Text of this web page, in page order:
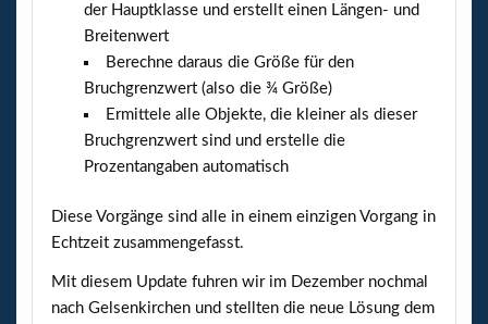
der Hauptklasse und erstellt einen Längen- und
Breitenwert
Berechne daraus die Größe für den
Bruchgrenzwert (also die ¾ Größe)
Ermittele alle Objekte, die kleiner als dieser
Bruchgrenzwert sind und erstelle die
Prozentangaben automatisch
Diese Vorgänge sind alle in einem einzigen Vorgang in
Echtzeit zusammengefasst.
Mit diesem Update fuhren wir im Dezember nochmal
nach Gelsenkirchen und stellten die neue Lösung dem